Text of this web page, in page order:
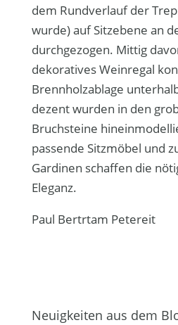
dem Rundverlauf der
wurde) auf Sitzebene an
durchgezogen. Mittig
dekoratives Weinregal
Brennholzablage
dezent wurden in den
Bruchsteine
passende Sitzmöbel und
Gardinen schaffen die
Eleganz.
Paul Bertrtam Petereit
Neuigkeiten aus dem